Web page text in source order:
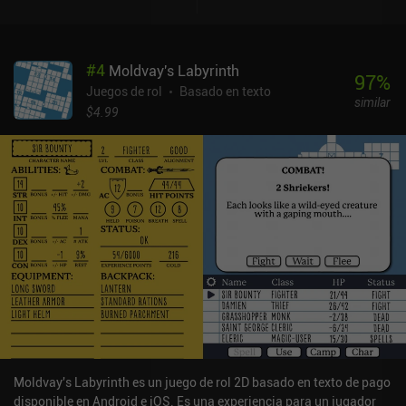
el sistema de combate. Afortunadamente, la dificultad se puede
reducir para crear una experiencia más relajada centrada en la
narración, que es la parte más destacada del juego. La
montones de trasfondos únicos entre los que elegir y más de 50
ventajas que hacen que cada uno se sienta y juegue de forma
diferente. Además, cada clase cuenta con varios conjuntos de
habilidades que pueden combinarse para explorar distintos estilos
de juego. Si a esto le añadimos un detallado sistema de
equipamiento y artesanía con opciones para encantar y mejorar el
equipo, nos encontramos ante una sólida experiencia RPG. A pesar
de su enorme escala, el combate se hace bastante repetitivo con el
tiempo, ya que tenemos que luchar en múltiples batallas
aleatorias para ganar unos pocos puntos de experiencia. Esta
pesada molienda resta diversión a la historia. Grim Tides - Old
School RPG se monetiza mediante banners publicitarios que se
pueden eliminar a través de un iAP de 5,99 $, y un par de opciones
de donación para conseguir algo de oro y algunos objetos. Si te
#4 Moldvay's Labyrinth
Juegos de rol
Basado en texto
$4.99
97%
similar
Moldvay's Labyrinth es un juego de rol 2D basado en texto de pago
disponible en Android e iOS. Es una experiencia para un jugador